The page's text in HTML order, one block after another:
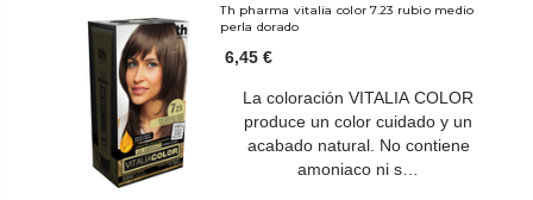
Th pharma vitalia color 7.23 rubio medio
perla dorado
6,45 €
La coloración VITALIA COLOR
produce un color cuidado y un
acabado natural. No contiene
amoniaco ni s…